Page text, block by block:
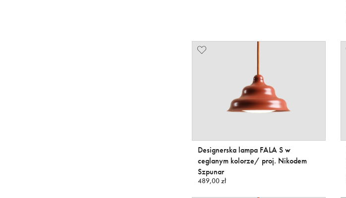
Designerska lampa FALA S w
ceglanym kolorze/ proj. Nikodem
Szpunar
489,00 zł